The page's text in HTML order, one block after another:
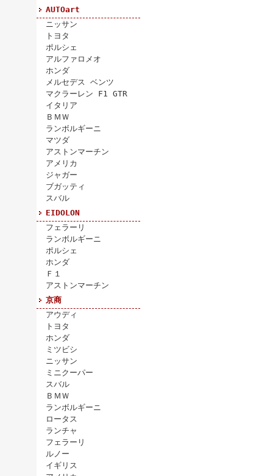
AUTOart
ニッサン
トヨタ
ポルシェ
アルファロメオ
ホンダ
メルセデス ベンツ
マクラーレン F1 GTR
イタリア
ＢＭＷ
ランボルギーニ
マツダ
アストンマーチン
アメリカ
ジャガー
ブガッティ
スバル
EIDOLON
フェラーリ
ランボルギーニ
ポルシェ
ホンダ
Ｆ１
アストンマーチン
京商
アウディ
トヨタ
ホンダ
ミツビシ
ニッサン
ミニクーパー
スバル
ＢＭＷ
ランボルギーニ
ロータス
ランチャ
フェラーリ
ルノー
イギリス